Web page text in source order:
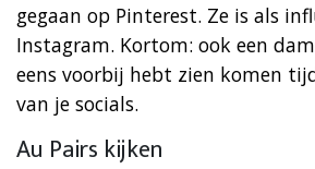
gegaan op Pinterest. Ze is als
Instagram. Kortom: ook een
eens voorbij hebt zien komen
van je socials.
Au Pairs kijken